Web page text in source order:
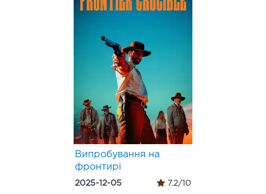
Випробування на
фронтирі
2025-12-05 7.2/10